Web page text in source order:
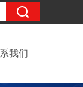
我们